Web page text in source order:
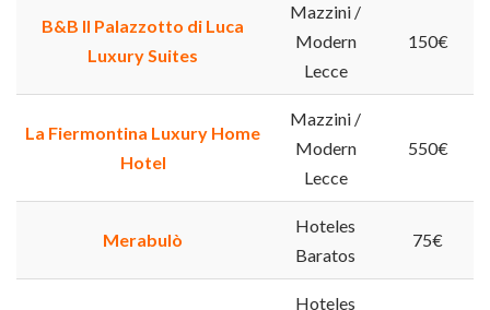
B&B Il Palazzotto di Luca
Luxury Suites
Mazzini /
Modern
Lecce
150€
La Fiermontina Luxury Home
Hotel
Mazzini /
Modern
Lecce
550€
Merabulò
Hoteles
Baratos
75€
Hoteles